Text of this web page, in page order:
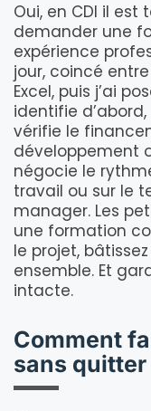
Oui, en CDI il
demander une
expérience
jour, coincé
Excel, puis j’ai
identifie
vérifie le
développement
négocie le
travail ou sur le
manager. Les
une formation
le projet,
ensemble. Et
intacte.
Comment
sans quitter